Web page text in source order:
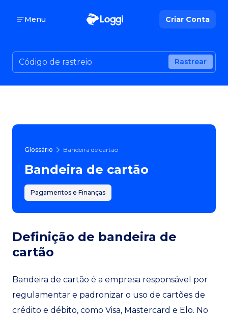
Menu Criar Conta
Rastrear
Glossário Bandeira de cartão
Bandeira de cartão
Pagamentos e Finanças
Definição de bandeira de
cartão
Bandeira de cartão é a empresa responsável por
regulamentar e padronizar o uso de cartões de
crédito e débito, como Visa, Mastercard e Elo. No